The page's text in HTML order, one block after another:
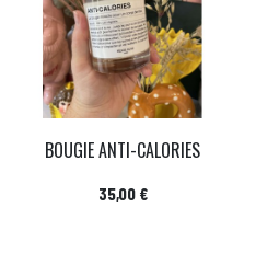
BOUGIE ANTI-CALORIES
Prix
35,00 €